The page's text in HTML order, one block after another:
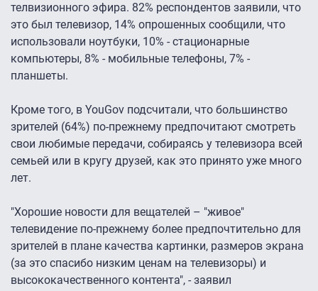
телвизионного эфира. 82% респондентов заявили, что
это был телевизор, 14% опрошенных сообщили, что
использовали ноутбуки, 10% - стационарные
компьютеры, 8% - мобильные телефоны, 7% -
планшеты.
Кроме того, в YouGov подсчитали, что большинство
зрителей (64%) по-прежнему предпочитают смотреть
свои любимые передачи, собираясь у телевизора всей
семьей или в кругу друзей, как это принято уже много
лет.
"Хорошие новости для вещателей – "живое"
телевидение по-прежнему более предпочтительно для
зрителей в плане качества картинки, размеров экрана
(за это спасибо низким ценам на телевизоры) и
высококачественного контента", - заявил